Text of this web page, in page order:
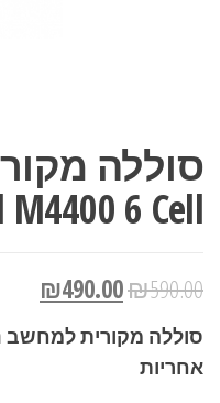
סוללה
M4400 6 Cell
₪590.00
₪490.00
אחריות